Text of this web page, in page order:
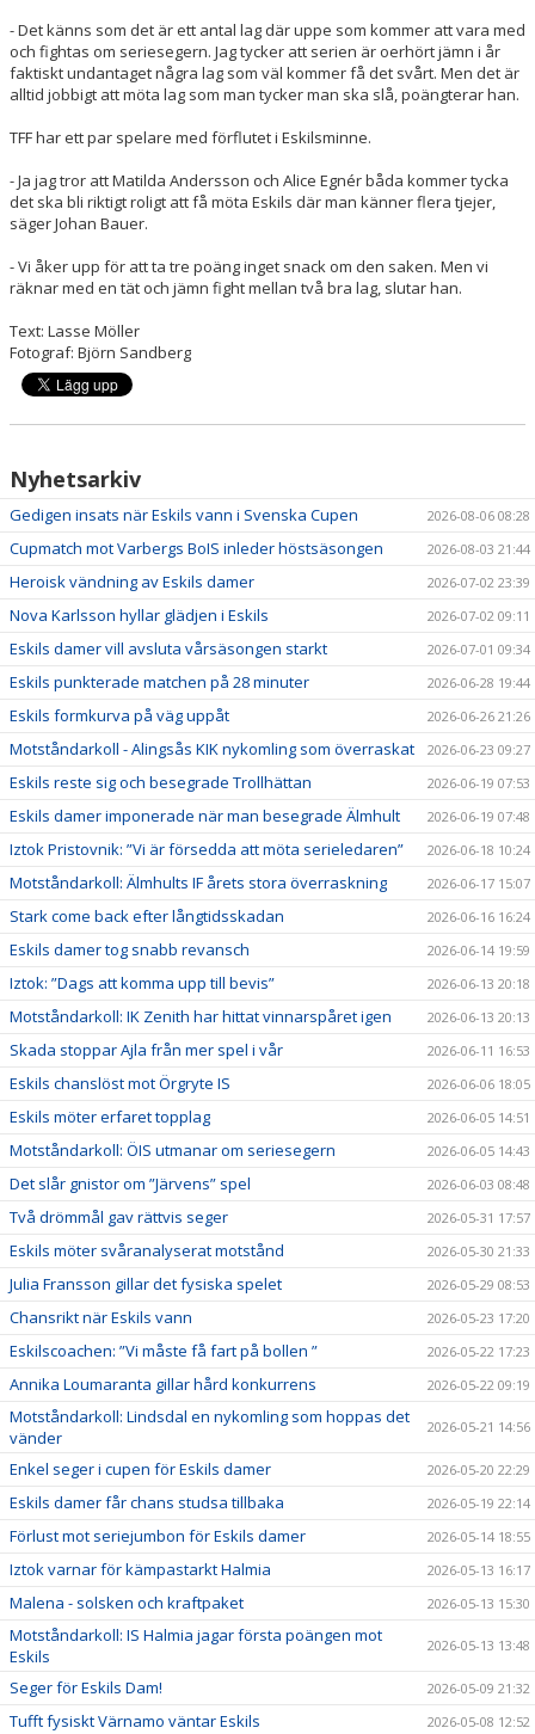
- Det känns som det är ett antal lag där uppe som kommer att vara med
och fightas om seriesegern. Jag tycker att serien är oerhört jämn i år
faktiskt undantaget några lag som väl kommer få det svårt. Men det är
alltid jobbigt att möta lag som man tycker man ska slå, poängterar han.
TFF har ett par spelare med förflutet i Eskilsminne.
- Ja jag tror att Matilda Andersson och Alice Egnér båda kommer tycka
det ska bli riktigt roligt att få möta Eskils där man känner flera tjejer,
säger Johan Bauer.
- Vi åker upp för att ta tre poäng inget snack om den saken. Men vi
räknar med en tät och jämn fight mellan två bra lag, slutar han.
Text: Lasse Möller
Fotograf: Björn Sandberg
Nyhetsarkiv
Gedigen insats när Eskils vann i Svenska Cupen 2026-08-06 08:28
Cupmatch mot Varbergs BoIS inleder höstsäsongen 2026-08-03 21:44
Heroisk vändning av Eskils damer 2026-07-02 23:39
Nova Karlsson hyllar glädjen i Eskils 2026-07-02 09:11
Eskils damer vill avsluta vårsäsongen starkt 2026-07-01 09:34
Eskils punkterade matchen på 28 minuter 2026-06-28 19:44
Eskils formkurva på väg uppåt 2026-06-26 21:26
Motståndarkoll - Alingsås KIK nykomling som överraskat 2026-06-23 09:27
Eskils reste sig och besegrade Trollhättan 2026-06-19 07:53
Eskils damer imponerade när man besegrade Älmhult 2026-06-19 07:48
Iztok Pristovnik: ”Vi är försedda att möta serieledaren” 2026-06-18 10:24
Motståndarkoll: Älmhults IF årets stora överraskning 2026-06-17 15:07
Stark come back efter långtidsskadan 2026-06-16 16:24
Eskils damer tog snabb revansch 2026-06-14 19:59
Iztok: ”Dags att komma upp till bevis” 2026-06-13 20:18
Motståndarkoll: IK Zenith har hittat vinnarspåret igen 2026-06-13 20:13
Skada stoppar Ajla från mer spel i vår 2026-06-11 16:53
Eskils chanslöst mot Örgryte IS 2026-06-06 18:05
Eskils möter erfaret topplag 2026-06-05 14:51
Motståndarkoll: ÖIS utmanar om seriesegern 2026-06-05 14:43
Det slår gnistor om ”Järvens” spel 2026-06-03 08:48
Två drömmål gav rättvis seger 2026-05-31 17:57
Eskils möter svåranalyserat motstånd 2026-05-30 21:33
Julia Fransson gillar det fysiska spelet 2026-05-29 08:53
Chansrikt när Eskils vann 2026-05-23 17:20
Eskilscoachen: ”Vi måste få fart på bollen ” 2026-05-22 17:23
Annika Loumaranta gillar hård konkurrens 2026-05-22 09:19
Motståndarkoll: Lindsdal en nykomling som hoppas det
vänder
2026-05-21 14:56
Enkel seger i cupen för Eskils damer 2026-05-20 22:29
Eskils damer får chans studsa tillbaka 2026-05-19 22:14
Förlust mot seriejumbon för Eskils damer 2026-05-14 18:55
Iztok varnar för kämpastarkt Halmia 2026-05-13 16:17
Malena - solsken och kraftpaket 2026-05-13 15:30
Motståndarkoll: IS Halmia jagar första poängen mot
Eskils
2026-05-13 13:48
Seger för Eskils Dam! 2026-05-09 21:32
Tufft fysiskt Värnamo väntar Eskils 2026-05-08 12:52